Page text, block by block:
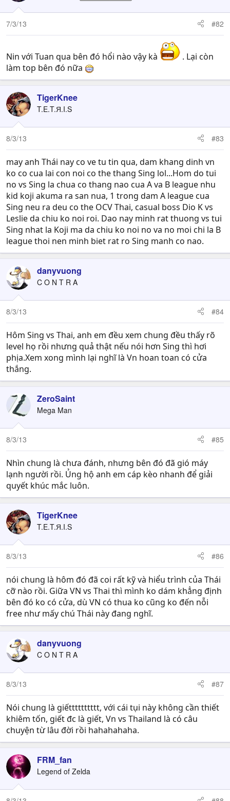
7/3/13 #82
Nin với Tuan qua bên đó hổi nào vậy kà
. Lại còn
làm top bên đó nữa
TigerKnee
T.E.T.Я.I.S
8/3/13 #83
may anh Thái nay co ve tu tin qua, dam khang dinh vn
ko co cua lai con noi co the thang Sing lol...Hom do tui
no vs Sing la chua co thang nao cua A va B league nhu
kid koji akuma ra san nua, 1 trong dam A league cua
Sing neu ra deu co the OCV Thai, casual boss Dio K vs
Leslie da chiu ko noi roi. Dao nay minh rat thuong vs tui
Sing nhat la Koji ma da chiu ko noi no va no moi chi la B
league thoi nen minh biet rat ro Sing manh co nao.
danyvuong
C O N T R A
8/3/13 #84
Hôm Sing vs Thai, anh em đều xem chung đều thấy rõ
level họ rồi nhưng quả thật nếu nói hơn Sing thì hơi
phịa.Xem xong mình lại nghĩ là Vn hoan toan có cửa
thắng.
ZeroSaint
Mega Man
8/3/13 #85
Nhìn chung là chưa đánh, nhưng bên đó đã gió máy
lạnh người rồi. Ủng hộ anh em cáp kèo nhanh để giải
quyết khúc mắc luôn.
TigerKnee
T.E.T.Я.I.S
8/3/13 #86
nói chung là hôm đó đã coi rất kỹ và hiểu trình của Thái
cỡ nào rồi. Giữa VN vs Thai thì mình ko dám khẳng định
bên đó ko có cửa, dù VN có thua ko cũng ko đến nỗi
free như mấy chú Thái này đang nghĩ.
danyvuong
C O N T R A
8/3/13 #87
Nói chung là giếtttttttttt, với cái tụi này không cần thiết
khiêm tốn, giết đc là giết, Vn vs Thailand là có câu
chuyện từ lâu đời rồi hahahahaha.
FRM_fan
Legend of Zelda